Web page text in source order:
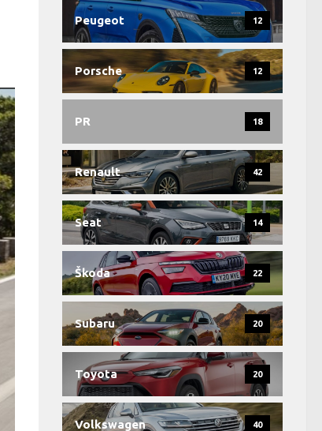
Peugeot 12
Porsche 12
PR 18
Renault 42
Seat 14
Škoda 22
Subaru 20
Toyota 20
Volkswagen 40